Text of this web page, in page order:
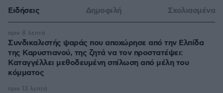
Ειδήσεις Δημοφιλή Σχολιασμένα
Συνδικαλιστής ψαράς που αποχώρησε από την Ελπίδα
της Καρυστιανού, της ζητά να τον προστατέψει:
Καταγγέλλει μεθοδευμένη σπίλωση από μέλη του
κόμματος
πριν 8 λεπτά
πριν 13 λεπτά